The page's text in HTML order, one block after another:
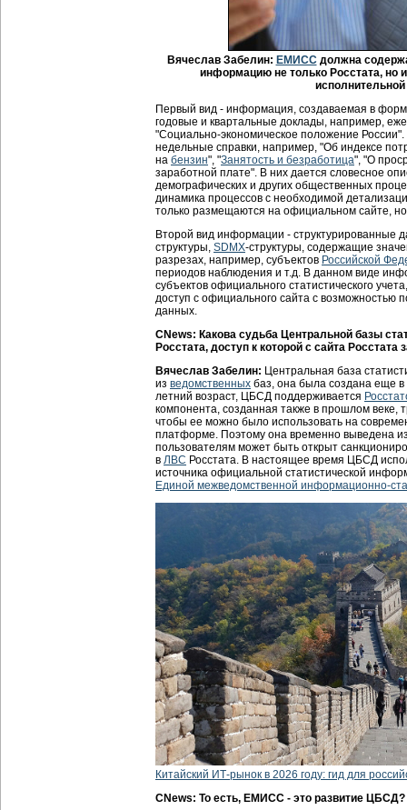
Вячеслав Забелин: ЕМИССдолжна
информацию не только Росстата, но
исполнительной
Первый вид - информация, создаваемая в
годовые и квартальные доклады, например,
"Социально-экономическое положение
недельные справки, например, "Об индексе
на бензин", "Занятость и безработица", "О
заработной плате". В них дается словесное
демографических и других общественных
динамика процессов с необходимой
только размещаются на официальном сайте,
Второй вид информации - структурированные
структуры, SDMX-структуры, содержащие
разрезах, например, субъектов Российской
периодов наблюдения и т.д. В данном виде
субъектов официального статистического
доступ с официального сайта с
данных.
CNews: Какова судьба Центральной базы
Росстата, доступ к которой с сайта Росстата
Вячеслав Забелин: Центральная база
из ведомственных баз, она была создана еще в
летний возраст, ЦБСД поддерживается
компонента, созданная также в прошлом веке,
чтобы ее можно было использовать на
платформе. Поэтому она временно выведена
пользователям может быть открыт
в ЛВС Росстата. В настоящее время ЦБСД
источника официальной статистической
Единой межведомственной информационно-
Китайский ИТ-рынок в 2026 году: гид для
CNews: То есть, ЕМИСС - это развитие ЦБСД?